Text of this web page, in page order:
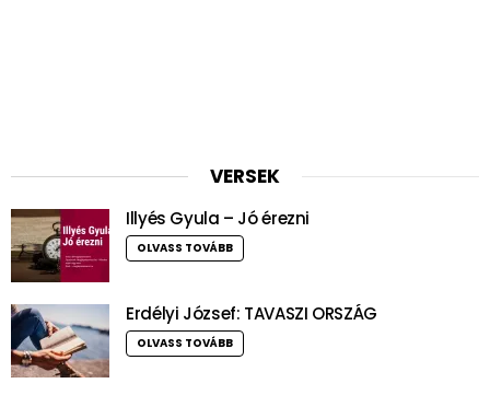
VERSEK
Illyés Gyula – Jó érezni
OLVASS TOVÁBB
Erdélyi József: TAVASZI ORSZÁG
OLVASS TOVÁBB